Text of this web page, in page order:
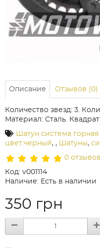
Описание Отзывов (0)
Количество звезд: 3.
Материал: Сталь. Квадрат
Шатун система
цвет:черный, , Шатуны,
0 отзывов
Код: v001114
Наличие: Есть в наличии
350 грн